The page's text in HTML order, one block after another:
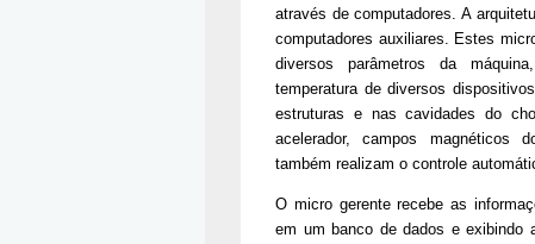
através de computadores. A
computadores auxiliares. Estes
diversos parâmetros da
temperatura de diversos
estruturas e nas cavidades do
acelerador, campos magnéticos
também realizam o controle
O micro gerente recebe as
em um banco de dados e exibindo